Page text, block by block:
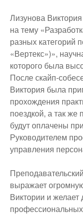
Лизунова
на тему
разных категорий
«Вертекс»)»,
которого была
После скайп-
Виктория была
прохождения
поездкой, а так же
будут оплачены
Руководителем
управления
выражает
Виктории и желает